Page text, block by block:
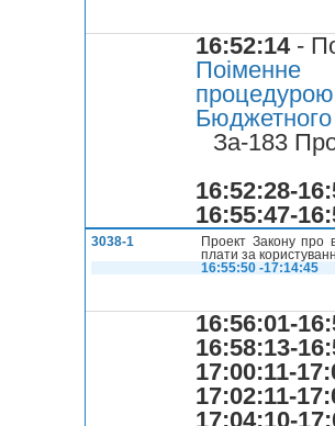
16:52:14-
Поіменне
За-183
16:52:28-
16:55:47-
3038-1
Проект Закону про
плати за
16:55:50 -17:14:45
16:56:01-
16:58:13-
17:00:11-
17:02:11-
17:04:10-